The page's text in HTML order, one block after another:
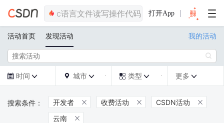
打开App
活动首页 发现活动 我的活动

 时间   城市   类型  更多 
开发者  收费活动  CSDN活动 
云南 